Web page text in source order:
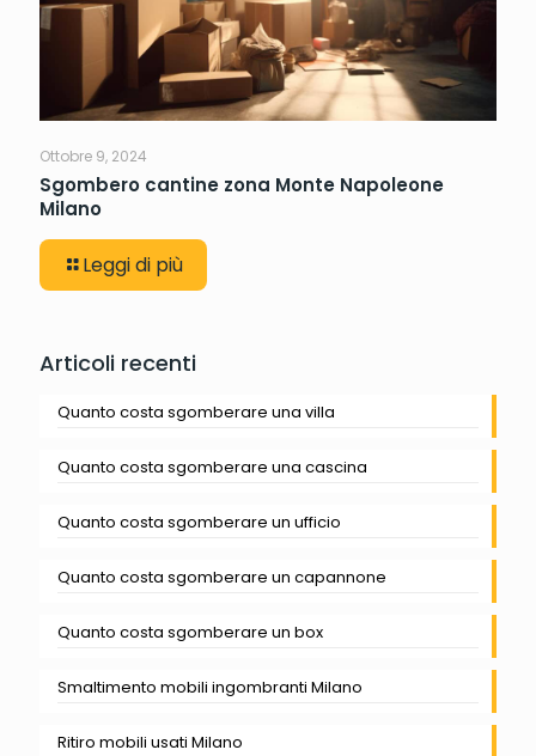
Ottobre 9, 2024
Sgombero cantine zona Monte Napoleone
Milano
Leggi di più
Articoli recenti
Quanto costa sgomberare una villa
Quanto costa sgomberare una cascina
Quanto costa sgomberare un ufficio
Quanto costa sgomberare un capannone
Quanto costa sgomberare un box
Smaltimento mobili ingombranti Milano
Ritiro mobili usati Milano